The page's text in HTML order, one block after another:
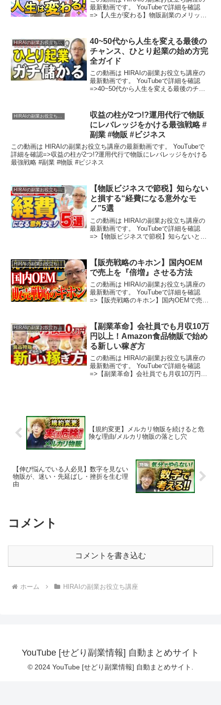
最新動画です。 YouTubeで詳細を確認
=>【人生が変わる】物販副業のメリット
HIRAIの副業お役立ち講座
40~50代から人生を変える最後の
チャンス、ひとり起業の始め方完
全ガイド
この動画は HIRAIの副業お役立ち講座の
最新動画です。 YouTubeで詳細を確認
=>40~50代から人生を変える最後のチャ
HIRAIの副業お役立ち講座
収益の柱が2つ!?運用代行で物販
にレバレッジをかける最強戦略 #
副業 #物販 #ビジネス
この動画は HIRAIの副業お役立ち講座の最新動画です。 YouTubeで
詳細を確認=>収益の柱が2つ!?運用代行で物販にレバレッジをかける
最強戦略 #副業 #物販 #ビジネス
HIRAIの副業お役立ち講座
【物販ビジネスで節税】知らない
と損する“経費になる意外なモ
ノ”5選
この動画は HIRAIの副業お役立ち講座の
最新動画です。 YouTubeで詳細を確認
=>【物販ビジネスで節税】知らないと損
HIRAIの副業お役立ち講座
【販売戦略のキホン】国内OEM
で売上を『倍増』させる方法
この動画は HIRAIの副業お役立ち講座の
最新動画です。 YouTubeで詳細を確認
=>【販売戦略のキホン】国内OEMで売上
HIRAIの副業お役立ち講座
【副業革命】会社員でも月収10万
円以上！Amazon食品物販で始め
る新しい稼ぎ方
この動画は HIRAIの副業お役立ち講座の
最新動画です。 YouTubeで詳細を確認
=>【副業革命】会社員でも月収10万円以
【規約変更】メルカリ物販を続けると危
険な理由/メルカリ物販の落とし穴
【伸び悩んでいる人必見】数字を見ない
物販が、迷い・先延ばし・挫折を生む理
由
コメント
コメントを書き込む
ホーム HIRAIの副業お役立ち講座
YouTube [せどり副業情報] 自動まとめサイト
© 2024 YouTube [せどり副業情報] 自動まとめサイト.